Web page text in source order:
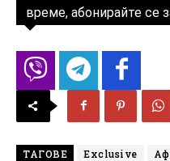
време, абонирайте се
ТАГОВЕ Exclusive